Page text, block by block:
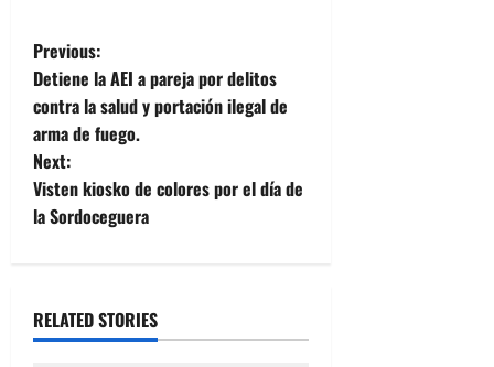
P
o
s
t
v
Previous:
Detiene la AEI a pareja por delitos
contra la salud y portación ilegal de
arma de fuego.
Next:
Visten kiosko de colores por el día de
la Sordoceguera
RELATED STORIES